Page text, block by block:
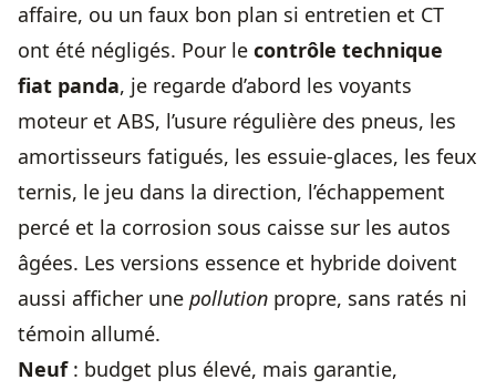
affaire, ou un faux bon plan si entretien et CT
ont été négligés. Pour le contrôle technique
fiat panda, je regarde d’abord les voyants
moteur et ABS, l’usure régulière des pneus, les
amortisseurs fatigués, les essuie-glaces, les feux
ternis, le jeu dans la direction, l’échappement
percé et la corrosion sous caisse sur les autos
âgées. Les versions essence et hybride doivent
aussi afficher une pollution propre, sans ratés ni
témoin allumé.
Neuf: budget plus élevé, mais garantie,